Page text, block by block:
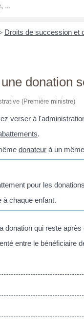
> Droits de succession et
donation
(Première ministre)
verser à
.
donateur à un même
pour les
à chaque enfant.
donation qui reste
entre le bénéficiaire